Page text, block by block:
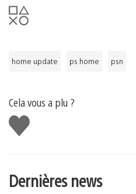
home update ps home psn
Cela vous a plu ?
J'aime
Dernières news